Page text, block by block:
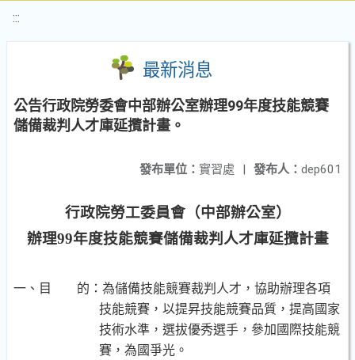
:::
最新消息
公告行政院勞委會中部辦公室辦理99年度技能競賽
儲備裁判人才庫延攬計畫。
發布人： dep601
發布單位： 實習處 |
行政院勞工委員會（中部辦公室）
辦理99年度技能競賽儲備裁判人才庫延攬計畫
一、目 的：為儲備技能競賽裁判人才，協助辦理各項
技能競賽，以提昇技能競賽品質，提高國家
技術水準，選拔優秀選手，參加國際技能競
賽，為國爭光。